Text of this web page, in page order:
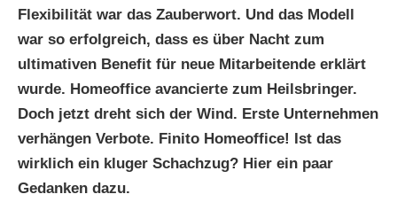
Flexibilität war das Zauberwort. Und das Modell
war so erfolgreich, dass es über Nacht zum
ultimativen Benefit für neue Mitarbeitende erklärt
wurde. Homeoffice avancierte zum Heilsbringer.
Doch jetzt dreht sich der Wind. Erste Unternehmen
verhängen Verbote. Finito Homeoffice! Ist das
wirklich ein kluger Schachzug? Hier ein paar
Gedanken dazu.